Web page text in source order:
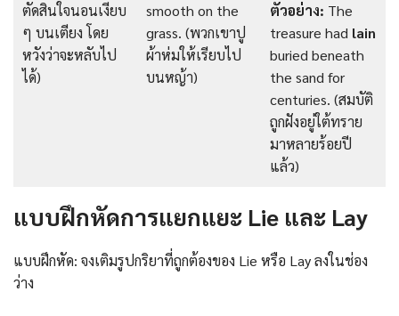
ตัดสินใจนอนเงียบ
ๆ บนเตียง โดย
หวังว่าจะหลับไป
ได้)
smooth on the
grass. (พวกเขาปู
ผ้าห่มให้เรียบไป
บนหญ้า)
ตัวอย่าง: The
treasure had lain
buried beneath
the sand for
centuries. (สมบัติ
ถูกฝังอยู่ใต้ทราย
มาหลายร้อยปี
แล้ว)
แบบฝึกหัดการแยกแยะ Lie และ Lay
แบบฝึกหัด: จงเติมรูปกริยาที่ถูกต้องของ Lie หรือ Lay ลงในช่อง
ว่าง